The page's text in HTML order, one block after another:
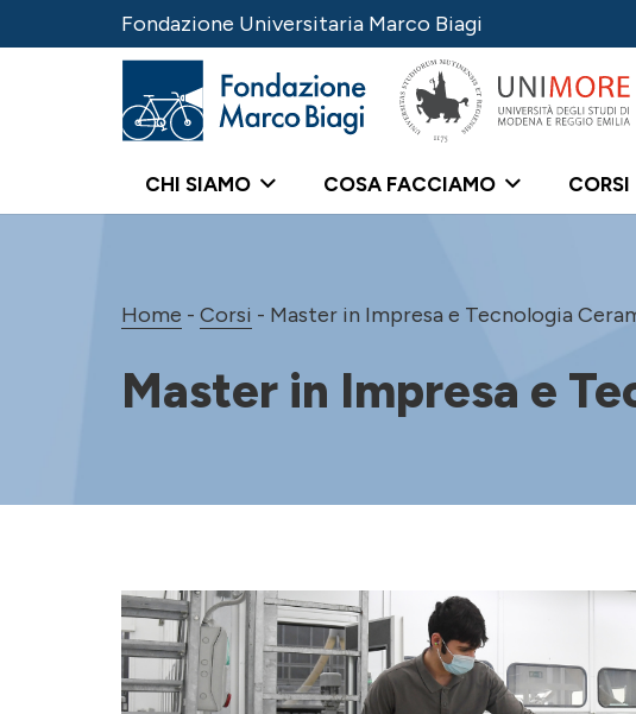
Fondazione Universitaria Marco Biagi
CHI SIAMO COSA FACCIAMO CORSI
Home - Corsi - Master in Impresa e Tecnologia
Master in Impresa e